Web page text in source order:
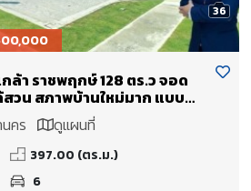
36
ล้า ราชพฤกษ์ 128 ตร.ว จอด
วน สภาพบ้านใหม่มาก แบบ
ด)
คร ดูแผนที่
397.00 (ตร.ม.)
6